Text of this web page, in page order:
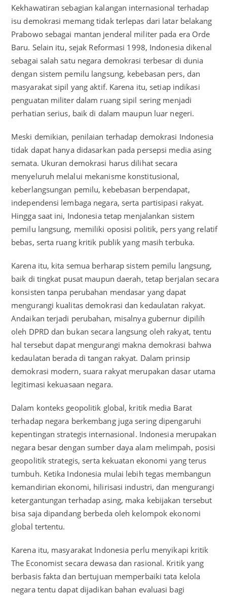
Kekhawatiran sebagian kalangan internasional terhadap
isu demokrasi memang tidak terlepas dari latar belakang
Prabowo sebagai mantan jenderal militer pada era Orde
Baru. Selain itu, sejak Reformasi 1998, Indonesia dikenal
sebagai salah satu negara demokrasi terbesar di dunia
dengan sistem pemilu langsung, kebebasan pers, dan
masyarakat sipil yang aktif. Karena itu, setiap indikasi
penguatan militer dalam ruang sipil sering menjadi
perhatian serius, baik di dalam maupun luar negeri.
Meski demikian, penilaian terhadap demokrasi Indonesia
tidak dapat hanya didasarkan pada persepsi media asing
semata. Ukuran demokrasi harus dilihat secara
menyeluruh melalui mekanisme konstitusional,
keberlangsungan pemilu, kebebasan berpendapat,
independensi lembaga negara, serta partisipasi rakyat.
Hingga saat ini, Indonesia tetap menjalankan sistem
pemilu langsung, memiliki oposisi politik, pers yang relatif
bebas, serta ruang kritik publik yang masih terbuka.
Karena itu, kita semua berharap sistem pemilu langsung,
baik di tingkat pusat maupun daerah, tetap berjalan secara
konsisten tanpa perubahan mendasar yang dapat
mengurangi kualitas demokrasi dan kedaulatan rakyat.
Andaikan terjadi perubahan, misalnya gubernur dipilih
oleh DPRD dan bukan secara langsung oleh rakyat, tentu
hal tersebut dapat mengurangi makna demokrasi bahwa
kedaulatan berada di tangan rakyat. Dalam prinsip
demokrasi modern, suara rakyat merupakan dasar utama
legitimasi kekuasaan negara.
Dalam konteks geopolitik global, kritik media Barat
terhadap negara berkembang juga sering dipengaruhi
kepentingan strategis internasional. Indonesia merupakan
negara besar dengan sumber daya alam melimpah, posisi
geopolitik strategis, serta kekuatan ekonomi yang terus
tumbuh. Ketika Indonesia mulai lebih tegas membangun
kemandirian ekonomi, hilirisasi industri, dan mengurangi
ketergantungan terhadap asing, maka kebijakan tersebut
bisa saja dipandang berbeda oleh kelompok ekonomi
global tertentu.
Karena itu, masyarakat Indonesia perlu menyikapi kritik
The Economist secara dewasa dan rasional. Kritik yang
berbasis fakta dan bertujuan memperbaiki tata kelola
negara tentu dapat dijadikan bahan evaluasi bagi